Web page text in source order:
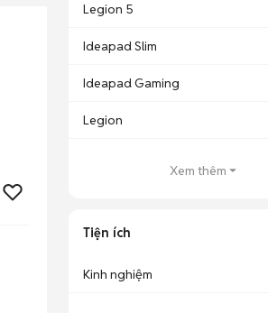
Legion 5
Ideapad Slim
Ideapad Gaming
Legion
Xem thêm
Tiện ích
Kinh nghiệm